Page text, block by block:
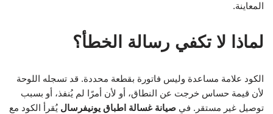
المعاينة.
لماذا لا تكفي رسالة الخطأ؟
الكود علامة مساعدة وليس فاتورة بقطعة محددة. قد تسجله اللوحة
لأن قيمة حساس خرجت عن النطاق، أو لأن أمرًا لم يُنفذ، أو بسبب
توصيل غير مستقر. في صيانة غسالة اطباق يونيفرسال يُقرأ الكود مع